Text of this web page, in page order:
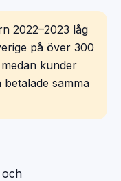
2022–2023 låg
på över 300
kunder
samma
och